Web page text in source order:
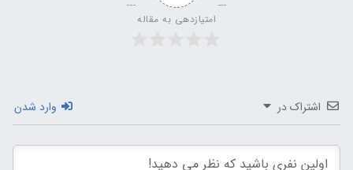
امتیازدهی به مقاله
اشتراک در وارد شدن